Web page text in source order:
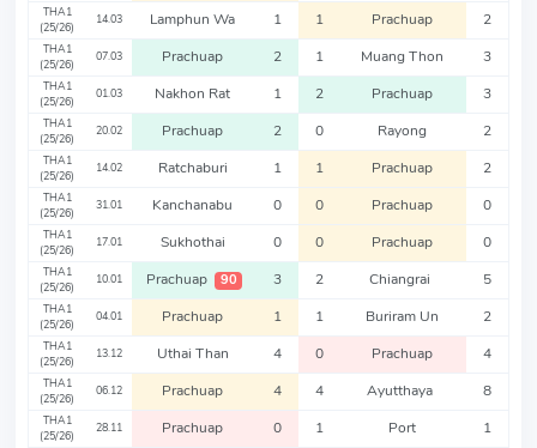
THA1
(25/26)
14.03 Lamphun Wa 1 1 Prachuap 2
THA1
(25/26)
07.03 Prachuap 2 1 Muang Thon 3
THA1
(25/26)
01.03 Nakhon Rat 1 2 Prachuap 3
THA1
(25/26)
20.02 Prachuap 2 0 Rayong 2
THA1
(25/26)
14.02 Ratchaburi 1 1 Prachuap 2
THA1
(25/26)
31.01 Kanchanabu 0 0 Prachuap 0
THA1
(25/26)
17.01 Sukhothai 0 0 Prachuap 0
THA1
(25/26)
10.01 Prachuap 90 3 2 Chiangrai 5
THA1
(25/26)
04.01 Prachuap 1 1 Buriram Un 2
THA1
(25/26)
13.12 Uthai Than 4 0 Prachuap 4
THA1
(25/26)
06.12 Prachuap 4 4 Ayutthaya 8
THA1
(25/26)
28.11 Prachuap 0 1 Port 1